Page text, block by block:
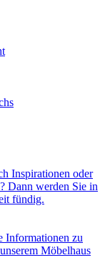
Inspirationen oder
Dann werden Sie in
fündig.
Informationen zu
Möbelhaus